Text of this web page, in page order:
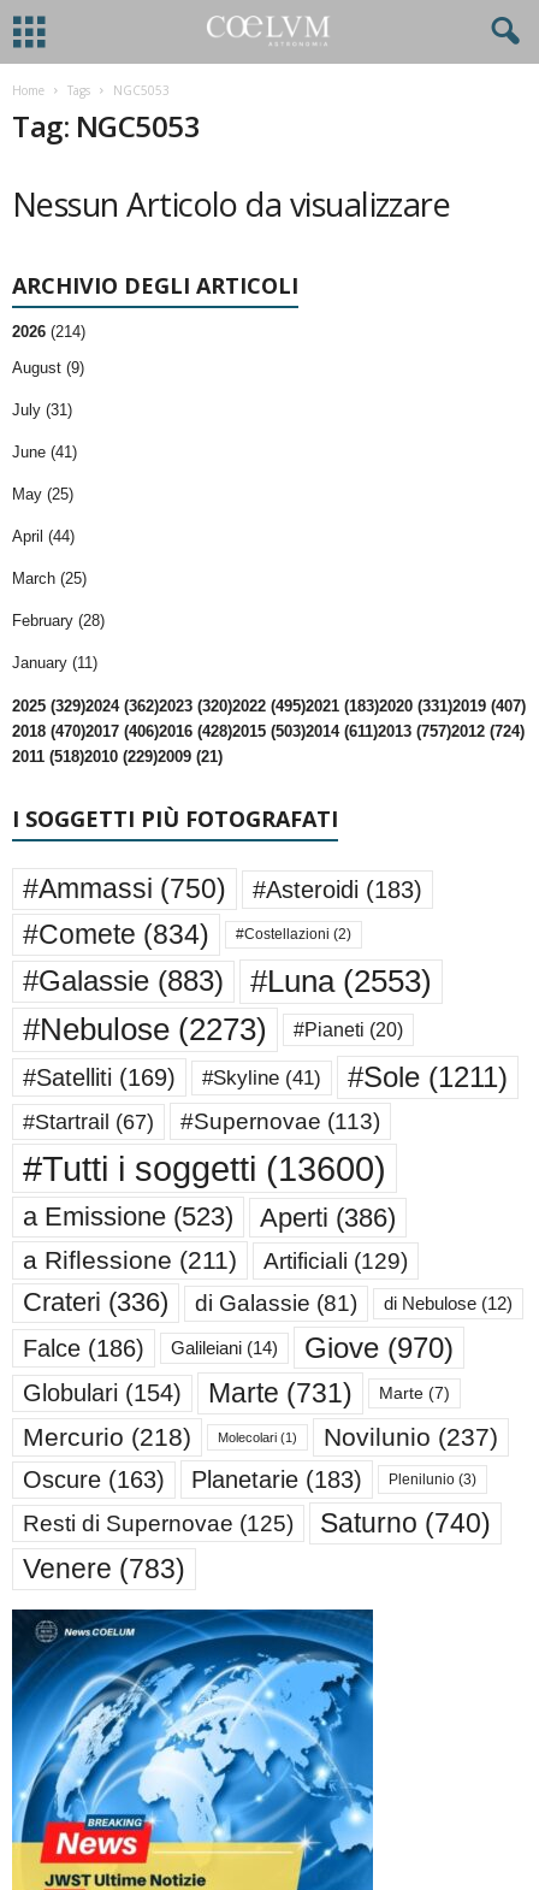
Home Tags NGC5053
Tag: NGC5053
Nessun Articolo da visualizzare
ARCHIVIO DEGLI ARTICOLI
2026 (214)
August (9)
July (31)
June (41)
May (25)
April (44)
March (25)
February (28)
January (11)
2025 (329)2024 (362)2023 (320)2022 (495)2021 (183)2020 (331)2019 (407)
2018 (470)2017 (406)2016 (428)2015 (503)2014 (611)2013 (757)2012 (724)
2011 (518)2010 (229)2009 (21)
I SOGGETTI PIÙ FOTOGRAFATI
#Ammassi (750) #Asteroidi (183)
#Comete (834) #Costellazioni (2)
#Galassie (883) #Luna(2553)
#Nebulose (2273) #Pianeti (20)
#Satelliti (169) #Skyline (41) #Sole (1211)
#Startrail (67) #Supernovae (113)
#Tutti i soggetti (13600)
a Emissione (523) Aperti (386)
a Riflessione (211) Artificiali (129)
Crateri (336) di Galassie (81) di Nebulose (12)
Falce (186) Galileiani (14) Giove (970)
Globulari (154) Marte (731) Marte (7)
Mercurio (218) Molecolari (1) Novilunio (237)
Oscure (163) Planetarie (183) Plenilunio (3)
Resti di Supernovae (125) Saturno (740)
Venere (783)